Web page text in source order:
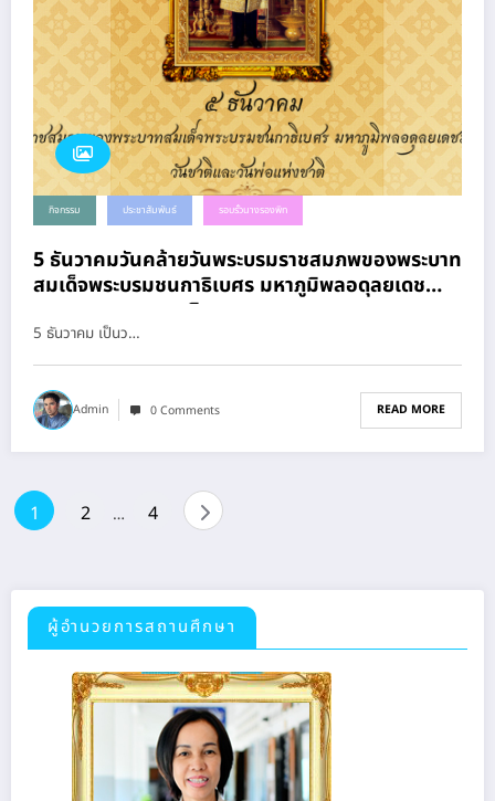
กิจกรรม ประชาสัมพันธ์ รอบรั้วนางรองพิท
5 ธันวาคมวันคล้ายวันพระบรมราชสมภพของพระบาท
สมเด็จพระบรมชนกาธิเบศร มหาภูมิพลอดุลยเดช
มหาราช บรมนาถบพิตร
5 ธันวาคม เป็นว…
Admin 0 Comments READ MORE
1 2 … 4
ผู้อำนวยการสถานศึกษา